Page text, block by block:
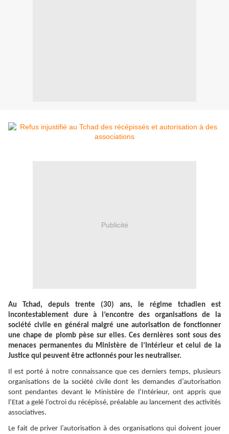
Publicité
Au Tchad, depuis trente (30) ans, le régime tchadien est
incontestablement dure à l’encontre des organisations de la
société civile en général malgré une autorisation de fonctionner
une chape de plomb pèse sur elles. Ces dernières sont sous des
menaces permanentes du Ministère de l’Intérieur et celui de la
Justice qui peuvent être actionnés pour les neutraliser.
Il est porté à notre connaissance que ces derniers temps, plusieurs
organisations de la société civile dont les demandes d’autorisation
sont pendantes devant le Ministère de l’Intérieur, ont appris que
l’Etat a gelé l’octroi du récépissé, préalable au lancement des activités
associatives.
Le fait de priver l’autorisation à des organisations qui doivent jouer